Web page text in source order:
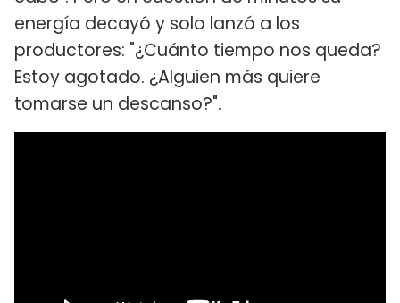
energía decayó y solo lanzó a los
productores: "¿Cuánto tiempo nos queda?
Estoy agotado. ¿Alguien más quiere
tomarse un descanso?".